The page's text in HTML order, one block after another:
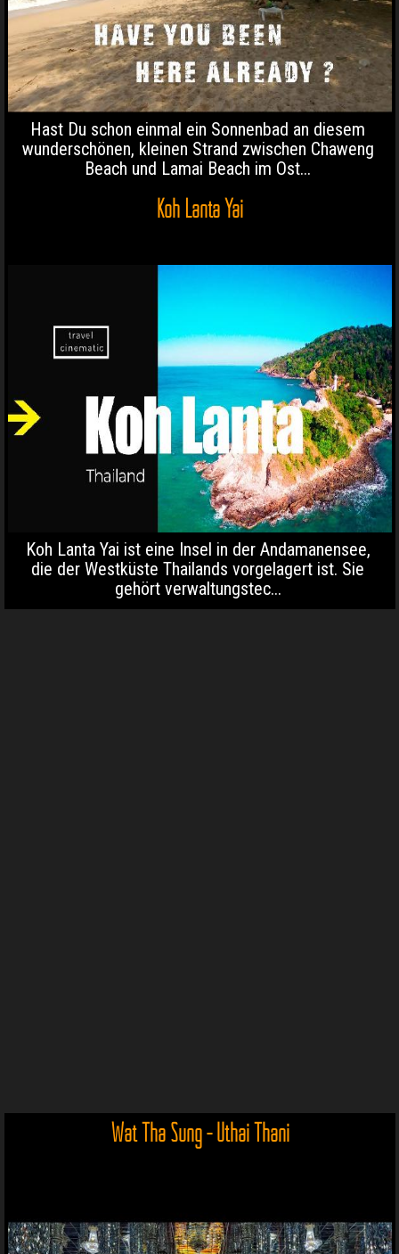
Hast Du schon einmal ein Sonnenbad an diesem
wunderschönen, kleinen Strand zwischen Chaweng
Beach und Lamai Beach im Ost...
Koh Lanta Yai
Koh Lanta Yai ist eine Insel in der Andamanensee,
die der Westküste Thailands vorgelagert ist. Sie
gehört verwaltungstec...
Wat Tha Sung - Uthai Thani